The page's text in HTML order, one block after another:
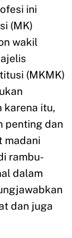
ini
(MK)
wakil
(MKMK)
karena itu,
penting dan
madani
rambu-
dalam
dan juga